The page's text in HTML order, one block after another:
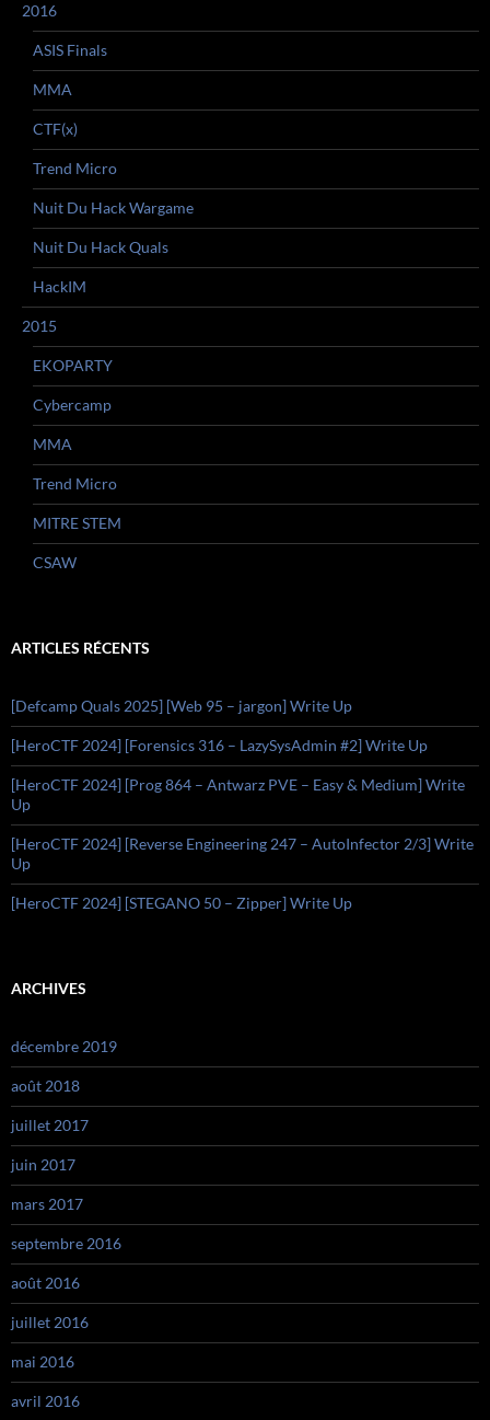
2016
ASIS Finals
MMA
CTF(x)
Trend Micro
Nuit Du Hack Wargame
Nuit Du Hack Quals
HackIM
2015
EKOPARTY
Cybercamp
MMA
Trend Micro
MITRE STEM
CSAW
ARTICLES RÉCENTS
[Defcamp Quals 2025] [Web 95 – jargon] Write Up
[HeroCTF 2024] [Forensics 316 – LazySysAdmin #2] Write Up
[HeroCTF 2024] [Prog 864 – Antwarz PVE – Easy & Medium] Write
Up
[HeroCTF 2024] [Reverse Engineering 247 – AutoInfector 2/3] Write
Up
[HeroCTF 2024] [STEGANO 50 – Zipper] Write Up
ARCHIVES
décembre 2019
août 2018
juillet 2017
juin 2017
mars 2017
septembre 2016
août 2016
juillet 2016
mai 2016
avril 2016